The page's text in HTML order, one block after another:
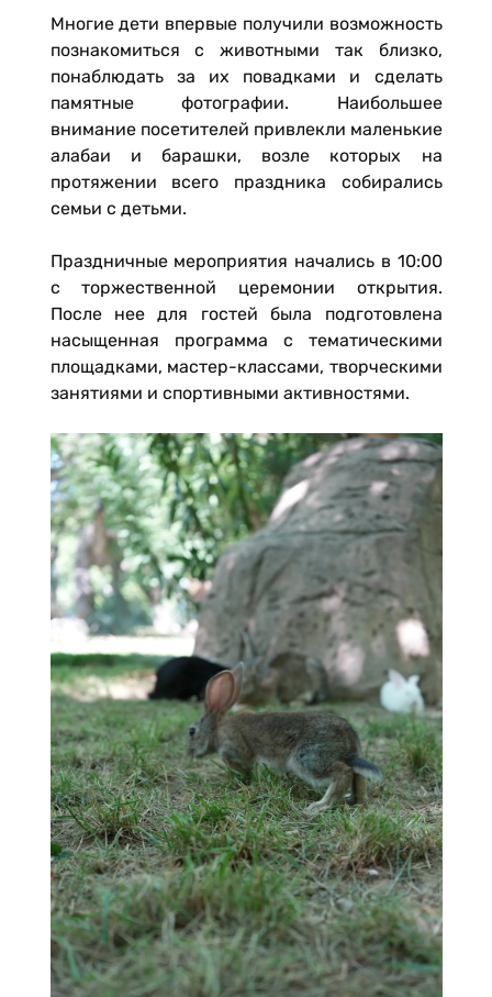
Многие дети впервые получили возможность
познакомиться с животными так близко,
понаблюдать за их повадками и сделать
памятные фотографии. Наибольшее
внимание посетителей привлекли маленькие
алабаи и барашки, возле которых на
протяжении всего праздника собирались
семьи с детьми.
Праздничные мероприятия начались в 10:00
с торжественной церемонии открытия.
После нее для гостей была подготовлена
насыщенная программа с тематическими
площадками, мастер-классами, творческими
занятиями и спортивными активностями.